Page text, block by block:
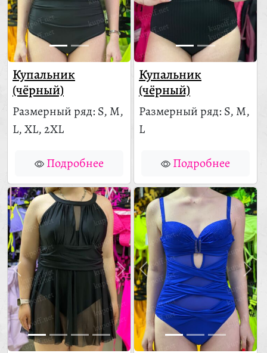
Купальник
(чёрный)
Размерный ряд: S, M,
L, XL, 2XL
Подробнее
Купальник
(чёрный)
Размерный ряд: S, M,
L
Подробнее